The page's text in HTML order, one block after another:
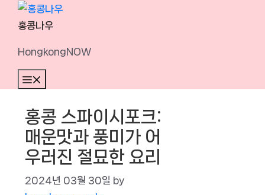
Skip
홍콩나우
HongkongNOW
홍콩 스파이시포크:
매운맛과 풍미가 어
우러진 절묘한 요리
2024년 03월 30일 by